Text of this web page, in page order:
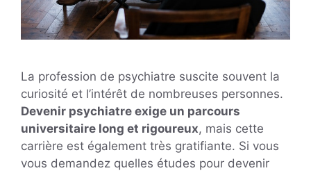
La profession de psychiatre suscite souvent la
curiosité et l’intérêt de nombreuses personnes.
Devenir psychiatre exige un parcours
universitaire long et rigoureux, mais cette
carrière est également très gratifiante. Si vous
vous demandez quelles études pour devenir